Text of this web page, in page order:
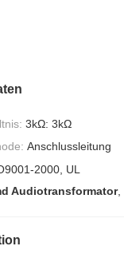
3kΩ: 3kΩ
Anschlussleitung
2000, UL
Audiotransformator,